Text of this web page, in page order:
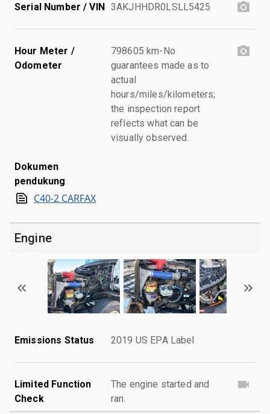
Serial Number / VIN 3AKJHHDR0LSLL5425
Hour Meter /
Odometer
798605 km-No
guarantees made as to
actual
hours/miles/kilometers;
the inspection report
reflects what can be
visually observed.
Dokumen
pendukung
C40-2 CARFAX
Engine
Emissions Status 2019 US EPA Label
Limited Function
Check
The engine started and
ran.